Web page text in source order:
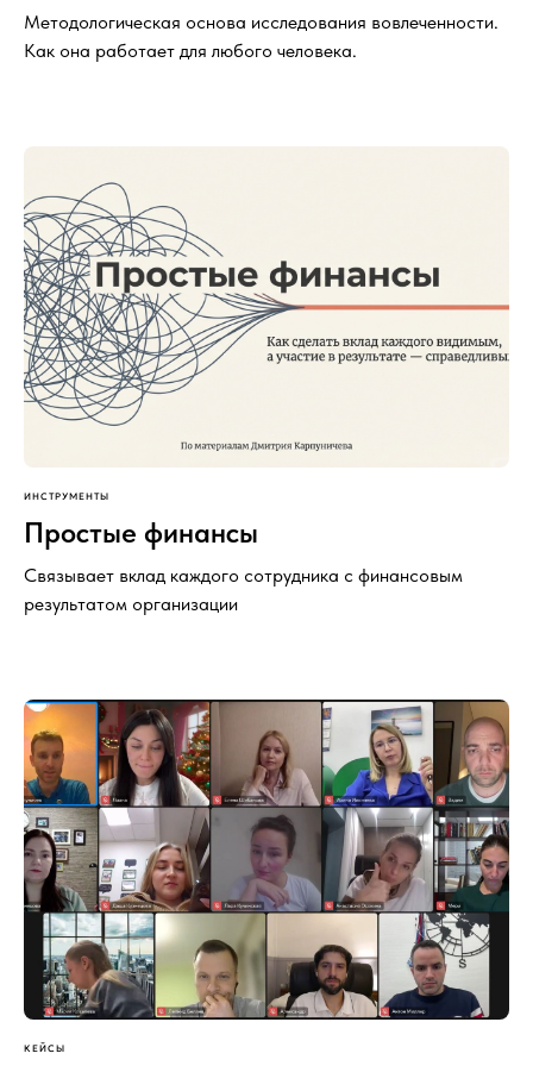
Методологическая основа исследования вовлеченности.
Как она работает для любого человека.
ИНСТРУМЕНТЫ
Простые финансы
Связывает вклад каждого сотрудника с финансовым
результатом организации
КЕЙСЫ
Платформа
Вовлекающая it-диагностика «TealBand»
основанная на технологии коллективного
интеллекта
Карта сайта